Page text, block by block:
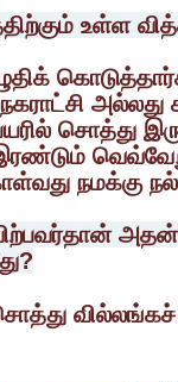
உள்ள
அல்லது
சொத்து
நமக்கு
வில்லங்கச்